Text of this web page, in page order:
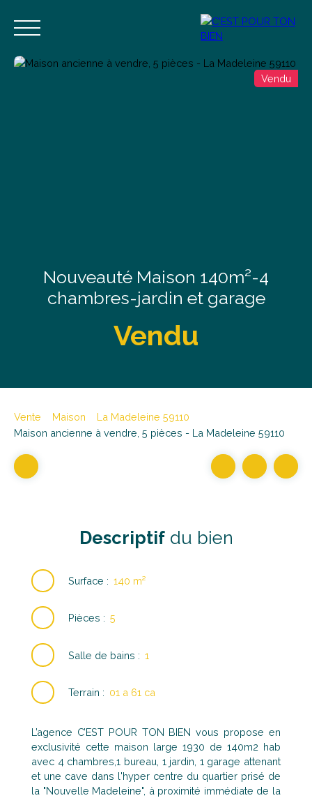
Vendu
Nouveauté Maison 140m²-4
chambres-jardin et garage
Vendu
Vente Maison
La Madeleine 59110
Maison ancienne à vendre, 5 pièces - La Madeleine 59110
Descriptifdu bien
Surface : 140 m²
Pièces : 5
Salle de bains : 1
Terrain : 01 a 61 ca
L’agence C’EST POUR TON BIEN vous propose en
exclusivité cette maison large 1930 de 140m2 hab
avec 4 chambres,1 bureau, 1 jardin, 1 garage attenant
et une cave dans l'hyper centre du quartier prisé de
la "Nouvelle Madeleine", à proximité immédiate de la